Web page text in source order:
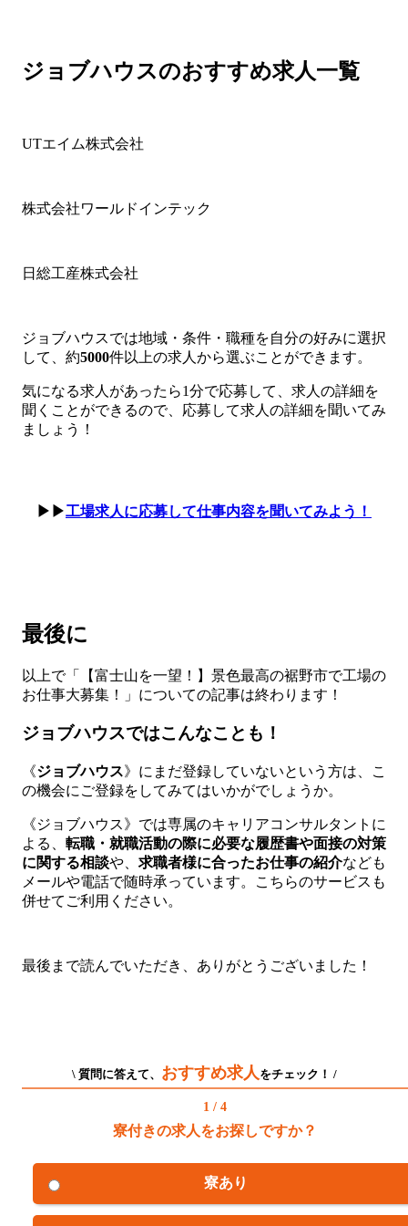
ジョブハウスのおすすめ求人一覧
UTエイム株式会社
株式会社ワールドインテック
日総工産株式会社
ジョブハウスでは地域・条件・職種を自分の好みに選択
して、約5000件以上の求人から選ぶことができます。
気になる求人があったら1分で応募して、求人の詳細を
聞くことができるので、応募して求人の詳細を聞いてみ
ましょう！
▶▶工場求人に応募して仕事内容を聞いてみよう！
最後に
以上で「【富士山を一望！】景色最高の裾野市で工場の
お仕事大募集！」についての記事は終わります！
ジョブハウスではこんなことも！
《ジョブハウス》にまだ登録していないという方は、こ
の機会にご登録をしてみてはいかがでしょうか。
《ジョブハウス》では専属のキャリアコンサルタントに
よる、 転職・就職活動の際に必要な履歴書や面接の対策
に関する相談や、 求職者様に合ったお仕事の紹介なども
メールや電話で随時承っています。こちらのサービスも
併せてご利用ください。
最後まで読んでいただき、ありがとうございました！
\ 質問に答えて、 おすすめ求人をチェック！ /
1 / 4
寮付きの求人をお探しですか？
寮あり